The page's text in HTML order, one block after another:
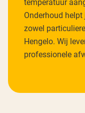
Onderhoud
zowel
Hengelo. Wij
professionele